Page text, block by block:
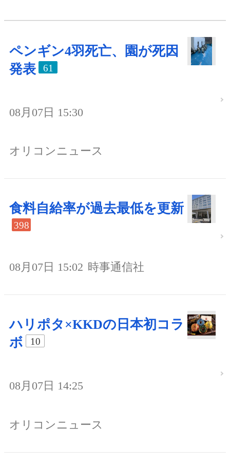
ペンギン4羽死亡、園が死因
発表
61
08月07日 15:30
オリコンニュース
食料自給率が過去最低を更新
398
08月07日 15:02 時事通信社
ハリポタ×KKDの日本初コラ
ボ
10
08月07日 14:25
オリコンニュース